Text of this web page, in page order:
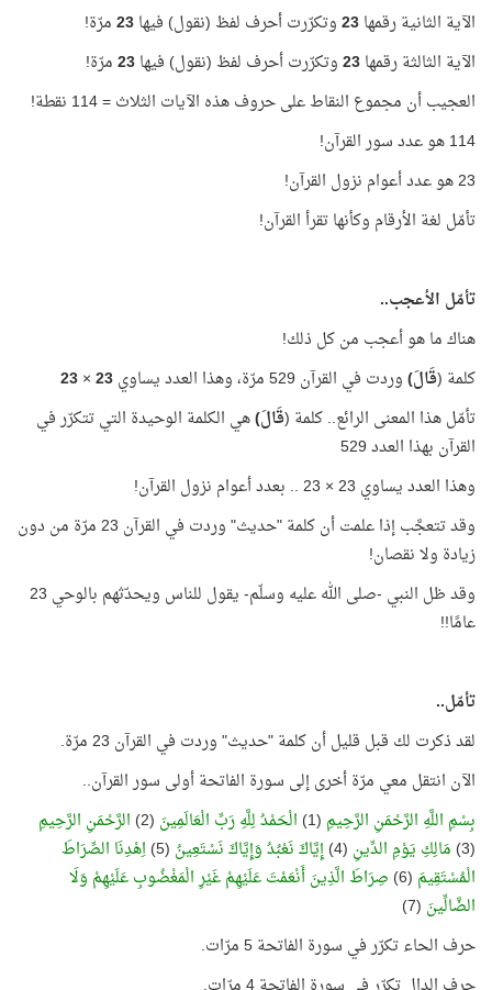
الآية الثانية رقمها23وتكرّرت أحرف لفظ (نقول) فيها23مرّة!
الآية الثالثة رقمها23وتكرّرت أحرف لفظ (نقول) فيها23مرّة!
العجيب أن مجموع النقاط على حروف هذه الآيات الثلاث = 114 نقطة!
114 هو عدد سور القرآن!
23 هو عدد أعوام نزول القرآن!
تأمّل لغة الأرقام وكأنها تقرأ القرآن!
تأمّل الأعجب..
هناك ما هو أعجب من كل ذلك!
كلمة (قَالَ)وردت في القرآن 529 مرّة، وهذا العدد يساوي 23
×
23
تأمّل هذا المعنى الرائع.. كلمة (قَالَ)هي الكلمة الوحيدة التي تتكرّر في
القرآن بهذا العدد 529
وهذا العدد يساوي 23 × 23 .. بعدد أعوام نزول القرآن!
وقد تتعجَّب إذا علمت أن كلمة "حديث" وردت في القرآن 23 مرّة من دون
زيادة ولا نقصان!
وقد ظل النبي -صلى الله عليه وسلّم- يقول للناس ويحدّثهم بالوحي 23
عامًا!!
تأمّل..
لقد ذكرت لك قبل قليل أن كلمة "حديث" وردت في القرآن 23 مرّة.
الآن انتقل معي مرّة أخرى إلى سورة الفاتحة أولى سور القرآن..
بِسْمِ اللَّهِ الرَّحْمَنِ الرَّحِيمِ (1) الْحَمْدُ لِلَّهِ رَبِّ الْعَالَمِينَ (2)
الرَّحْمَنِ الرَّحِيمِ
(3)
مَالِكِ يَوْمِ الدِّينِ (4) إِيَّاكَ نَعْبُدُ وَإِيَّاكَ نَسْتَعِينُ (5)
اِهْدِنَا الصِّرَاطَ
الْمُسْتَقِيمَ (6)
صِرَاطَ الَّذِينَ أَنْعَمْتَ عَلَيْهِمْ غَيْرِ الْمَغْضُوبِ عَلَيْهِمْ وَلَا
الضَّالِّينَ (7)
حرف الحاء تكرّر في سورة الفاتحة 5 مرّات.